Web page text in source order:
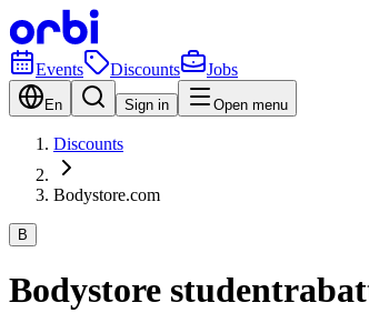
Events Discounts Jobs
En Sign in Open menu
Discounts
Bodystore.com
B
Bodystore